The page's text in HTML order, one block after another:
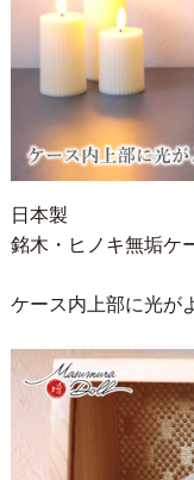
日本製
銘木・ヒノキ無垢ケ
ケース内上部に光が